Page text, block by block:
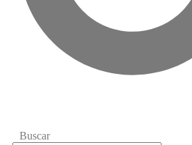
Buscar